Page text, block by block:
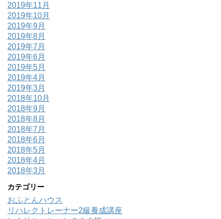
2019年11月
2019年10月
2019年9月
2019年8月
2019年7月
2019年6月
2019年5月
2019年4月
2019年3月
2018年10月
2018年9月
2018年8月
2018年7月
2018年6月
2018年5月
2018年4月
2018年3月
カテゴリー
おふとんハウス
リハレクトレーナー2級養成講座